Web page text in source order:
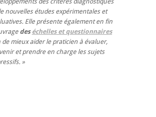
nouvelles études expérimentales et
Elle présente également en fin
des échelles et questionnaires
de mieux aider le praticien à évaluer,
et prendre en charge les sujets